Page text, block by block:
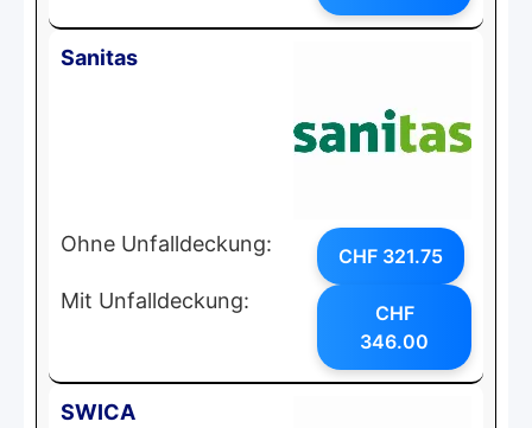
Sanitas
Ohne Unfalldeckung: CHF 321.75
Mit Unfalldeckung:
CHF
346.00
SWICA